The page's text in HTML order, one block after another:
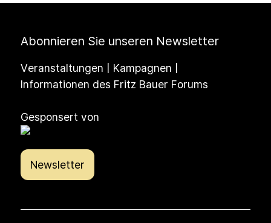
Abonnieren Sie unseren Newsletter
Veranstaltungen | Kampagnen |
Informationen des Fritz Bauer Forums
Gesponsert von
Newsletter